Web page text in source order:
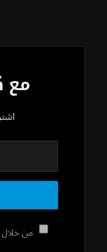
مع
من خلال